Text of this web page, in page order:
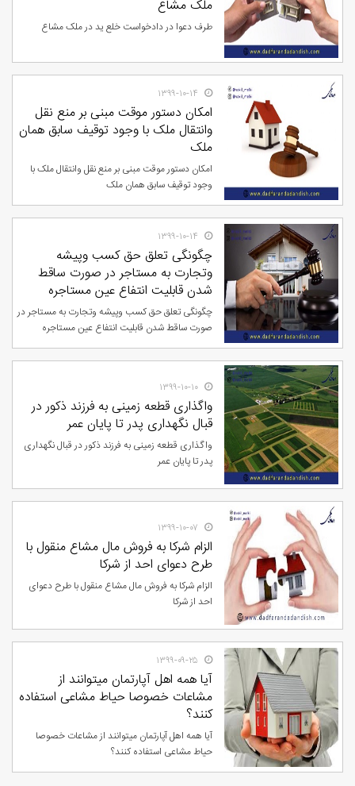
ملک مشاع
طرف دعوا در دادخواست خلع ید در ملک مشاع
۱۳۹۹-۱۰-۱۴
امکان دستور موقت مبنی بر منع نقل
وانتقال ملک با وجود توقیف سابق همان
ملک
امکان دستور موقت مبنی بر منع نقل وانتقال ملک با
وجود توقیف سابق همان ملک
۱۳۹۹-۱۰-۱۴
چگونگی تعلق حق کسب وپیشه
وتجارت به مستاجر در صورت ساقط
شدن قابلیت انتفاع عین مستاجره
چگونگی تعلق حق کسب وپیشه وتجارت به مستاجر در
صورت ساقط شدن قابلیت انتفاع عین مستاجره
۱۳۹۹-۱۰-۱۰
واگذاری قطعه زمینی به فرزند ذکور در
قبال نگهداری پدر تا پایان عمر
واگذاری قطعه زمینی به فرزند ذکور در قبال نگهداری
پدر تا پایان عمر
۱۳۹۹-۱۰-۰۷
الزام شرکا به فروش مال مشاع منقول با
طرح دعوای احد از شرکا
الزام شرکا به فروش مال مشاع منقول با طرح دعوای
احد از شرکا
۱۳۹۹-۰۹-۲۵
آیا همه اهل آپارتمان میتوانند از
مشاعات خصوصا حیاط مشاعی استفاده
کنند؟
آیا همه اهل آپارتمان میتوانند از مشاعات خصوصا
حیاط مشاعی استفاده کنند؟